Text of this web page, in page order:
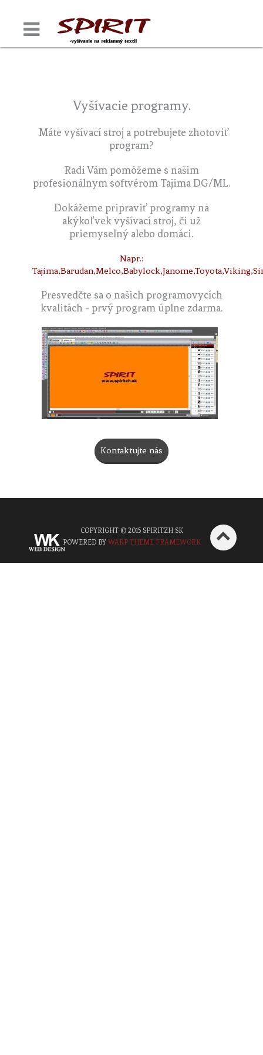
Vyšívacie programy.
Máte vyšívací stroj a potrebujete zhotoviť
program?
Radi Vám pomôžeme s našim
profesionálnym softvérom Tajima DG/ML.
Dokážeme pripraviť programy na
akýkoľvek vyšívací stroj, či už
priemyselný alebo domáci.
Napr.:
Presvedčte sa o našich programovycích
kvalitách - prvý program úplne zdarma.
Kontaktujte nás
COPYRIGHT © 2015 SPIRITZH.SK
POWERED BY WARP THEME FRAMEWORK